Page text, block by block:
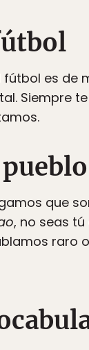
es de
Siempre
que
, no seas